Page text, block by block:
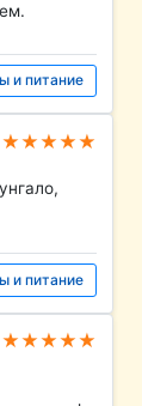
и питание
★★★★★
и питание
★★★★★